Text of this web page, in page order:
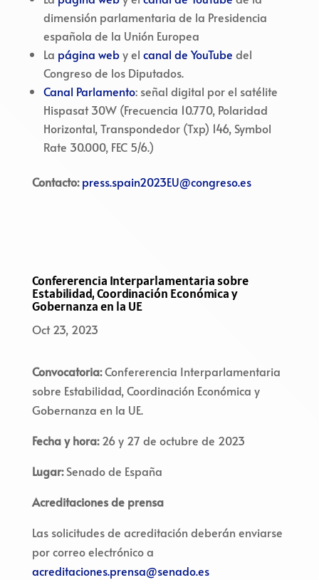
dimensión parlamentaria de la Presidencia
española de la Unión Europea
La página weby el canal de YouTube del
Congreso de los Diputados.
Canal Parlamento: señal digital por el satélite
Hispasat 30W (Frecuencia 10.770, Polaridad
Horizontal, Transpondedor (Txp) 146, Symbol
Rate 30.000, FEC 5/6.)
Contacto:press.spain2023EU@congreso.es
Confererencia Interparlamentaria sobre
Estabilidad, Coordinación Económica y
Gobernanza en la UE
Oct 23, 2023
Convocatoria:Confererencia Interparlamentaria
sobre Estabilidad, Coordinación Económica y
Gobernanza en la UE.
Fecha y hora:26 y 27 de octubre de 2023
Lugar:Senado de España
Acreditaciones de prensa
Las solicitudes de acreditación deberán enviarse
por correo electrónico a
acreditaciones.prensa@senado.es